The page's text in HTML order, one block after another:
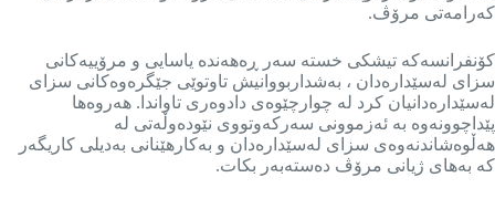
کەرامەتی مرۆڤ.
کۆنفرانسەکە تیشکی خستە سەر ڕەهەندە یاسایی و مرۆییەکانی
سزای لەسێدارەدان ، بەشداربووانیش تاوتوێی جێگرەوەکانی سزای
لەسێدارەدانیان کرد لە چوارچێوەی دادوەری تاواندا. هەروەها
پێداچوونەوە بە ئەزموونی سەرکەوتووی نێودەوڵەتی لە
هەڵوەشاندنەوەی سزای لەسێدارەدان و بەکارهێنانی بەدیلی کاریگەر
کە بەهای ژیانی مرۆڤ دەستەبەر بکات.